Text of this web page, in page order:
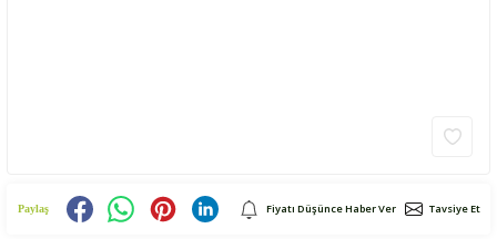
Paylaş Fiyatı Düşünce Haber Ver Tavsiye Et